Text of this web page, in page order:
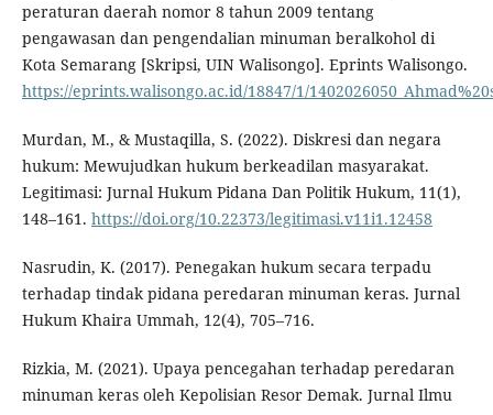
peraturan daerah nomor 8 tahun 2009 tentang
pengawasan dan pengendalian minuman beralkohol di
Kota Semarang [Skripsi, UIN Walisongo]. Eprints Walisongo.
https://eprints.walisongo.ac.id/18847/1/
Murdan, M., & Mustaqilla, S. (2022). Diskresi dan negara
hukum: Mewujudkan hukum berkeadilan masyarakat.
Legitimasi: Jurnal Hukum Pidana Dan Politik Hukum, 11(1),
148–161. https://doi.org/10.22373/legitimasi.v11i1.12458
Nasrudin, K. (2017). Penegakan hukum secara terpadu
terhadap tindak pidana peredaran minuman keras. Jurnal
Hukum Khaira Ummah, 12(4), 705–716.
Rizkia, M. (2021). Upaya pencegahan terhadap peredaran
minuman keras oleh Kepolisian Resor Demak. Jurnal Ilmu